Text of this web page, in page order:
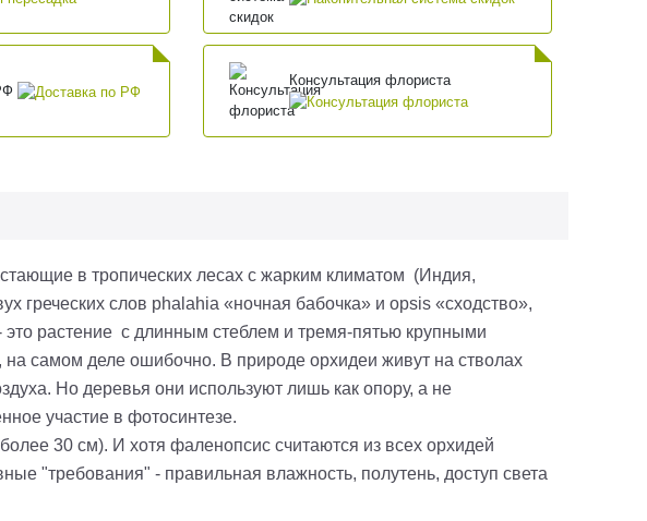
Консультация флориста
в тропических лесах с жарким климатом (Индия,
греческих слов phalahia «ночная бабочка» и opsis «сходство»,
растение с длинным стеблем и тремя-пятью крупными
самом деле ошибочно. В природе орхидеи живут на стволах
Но деревья они используют лишь как опору, а не
участие в фотосинтезе.
30 см). И хотя фаленопсис считаются из всех орхидей
"требования" - правильная влажность, полутень, доступ света